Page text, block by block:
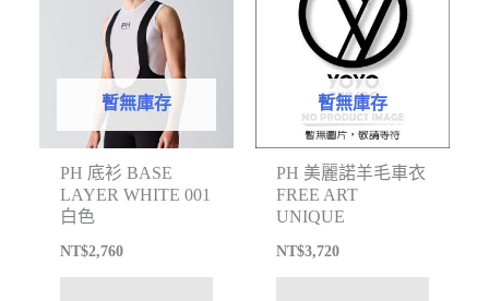
暫無庫存
PH 底衫 BASE
LAYER WHITE 001
白色
NT$2,760
暫無庫存
PH 美麗諾羊毛車衣
FREE ART
UNIQUE
NT$3,720